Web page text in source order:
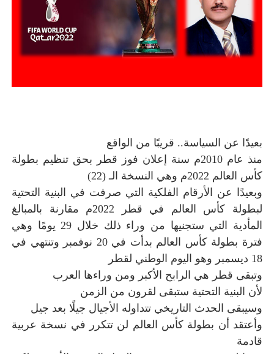
بعيدًا عن السياسة.. قريبًا من الواقع
منذ عام 2010م سنة إعلان فوز قطر بحق تنظيم بطولة
كأس العالم 2022م وهي النسخة الـ (22)
وبعيدًا عن الأرقام الفلكية التي صرفت في البنية التحتية
لبطولة كأس العالم في قطر 2022م مقارنة بالمبالغ
المأدية التي ستجنيها من وراء ذلك خلال 29 يومًا وهي
فترة بطولة كأس العالم بدأت في 20 نوفمبر وتنتهي في
18 ديسمبر وهو اليوم الوطني لقطر
وتبقى قطر هي الرابح الأكبر ومن وراءها العرب
لأن البنية التحتية ستبقى لقرون من الزمن
وسيبقى الحدث التاريخي تتداوله الأجيال جيلًا بعد جيل
وأعتقد أن بطولة كأس العالم لن تتكرر في نسخة عربية
قادمة